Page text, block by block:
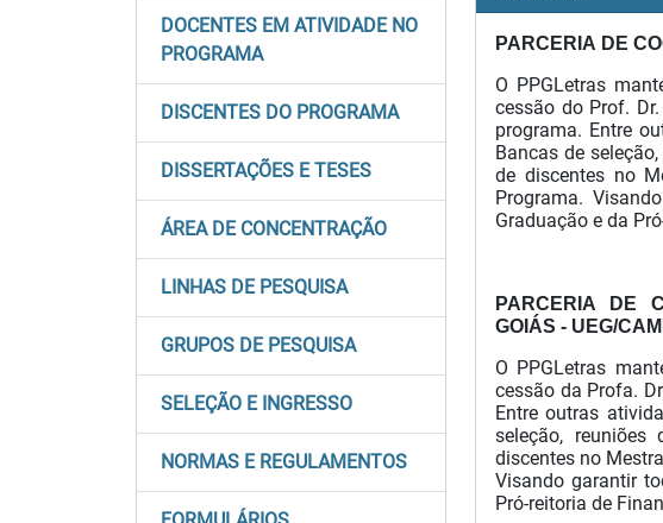
DOCENTES EM ATIVIDADE NO
PROGRAMA
DISCENTES DO PROGRAMA
DISSERTAÇÕES E TESES
ÁREA DE CONCENTRAÇÃO
LINHAS DE PESQUISA
GRUPOS DE PESQUISA
SELEÇÃO E INGRESSO
NORMAS E REGULAMENTOS
PARCERIA DE
O PPGLetras
cessão do Prof.
programa. Entre
Bancas de
de discentes no
Programa.
Graduação e da
PARCERIA DE
GOIÁS - UEG/
O PPGLetras
cessão da Profa.
Entre outras
seleção,
discentes no
Visando garantir
Pró-reitoria de